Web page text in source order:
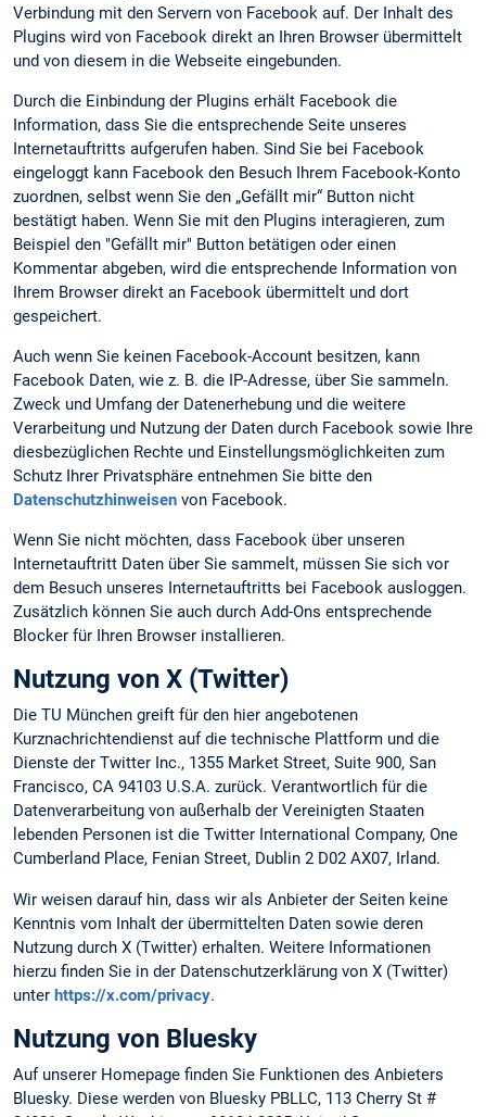
Verbindung mit den Servern von Facebook auf. Der Inhalt des
Plugins wird von Facebook direkt an Ihren Browser übermittelt
und von diesem in die Webseite eingebunden.
Durch die Einbindung der Plugins erhält Facebook die
Information, dass Sie die entsprechende Seite unseres
Internetauftritts aufgerufen haben. Sind Sie bei Facebook
eingeloggt kann Facebook den Besuch Ihrem Facebook-Konto
zuordnen, selbst wenn Sie den „Gefällt mir“ Button nicht
bestätigt haben. Wenn Sie mit den Plugins interagieren, zum
Beispiel den "Gefällt mir" Button betätigen oder einen
Kommentar abgeben, wird die entsprechende Information von
Ihrem Browser direkt an Facebook übermittelt und dort
gespeichert.
Auch wenn Sie keinen Facebook-Account besitzen, kann
Facebook Daten, wie z. B. die IP-Adresse, über Sie sammeln.
Zweck und Umfang der Datenerhebung und die weitere
Verarbeitung und Nutzung der Daten durch Facebook sowie Ihre
diesbezüglichen Rechte und Einstellungsmöglichkeiten zum
Schutz Ihrer Privatsphäre entnehmen Sie bitte den
Datenschutzhinweisen von Facebook.
Wenn Sie nicht möchten, dass Facebook über unseren
Internetauftritt Daten über Sie sammelt, müssen Sie sich vor
dem Besuch unseres Internetauftritts bei Facebook ausloggen.
Zusätzlich können Sie auch durch Add-Ons entsprechende
Blocker für Ihren Browser installieren.
Nutzung von X (Twitter)
Die TU München greift für den hier angebotenen
Kurznachrichtendienst auf die technische Plattform und die
Dienste der Twitter Inc., 1355 Market Street, Suite 900, San
Francisco, CA 94103 U.S.A. zurück. Verantwortlich für die
Datenverarbeitung von außerhalb der Vereinigten Staaten
lebenden Personen ist die Twitter International Company, One
Cumberland Place, Fenian Street, Dublin 2 D02 AX07, Irland.
Wir weisen darauf hin, dass wir als Anbieter der Seiten keine
Kenntnis vom Inhalt der übermittelten Daten sowie deren
Nutzung durch X (Twitter) erhalten. Weitere Informationen
hierzu finden Sie in der Datenschutzerklärung von X (Twitter)
unter https://x.com/privacy.
Nutzung von Bluesky
Auf unserer Homepage finden Sie Funktionen des Anbieters
Bluesky. Diese werden von Bluesky PBLLC, 113 Cherry St #